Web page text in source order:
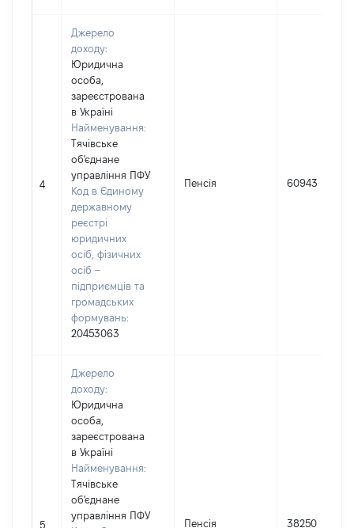
4
Джерело
доходу:
Юридична
особа,
зареєстрована
в Україні
Найменування:
Тячівське
об'єднане
управління ПФУ
Код в Єдиному
державному
реєстрі
юридичних
осіб, фізичних
осіб –
підприємців та
громадських
формувань:
20453063
Пенсія 60943
5
Джерело
доходу:
Юридична
особа,
зареєстрована
в Україні
Найменування:
Тячівське
об'єднане
управління ПФУ
Пенсія 38250